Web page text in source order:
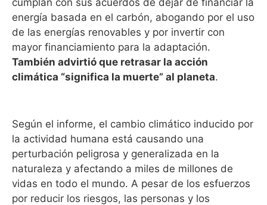
energía basada en el carbón, abogando por el uso
de las energías renovables y por invertir con
mayor financiamiento para la adaptación.
También advirtió que retrasar la acción
climática “significa la muerte” al planeta.
Según el informe, el cambio climático inducido por
la actividad humana está causando una
perturbación peligrosa y generalizada en la
naturaleza y afectando a miles de millones de
vidas en todo el mundo. A pesar de los esfuerzos
por reducir los riesgos, las personas y los